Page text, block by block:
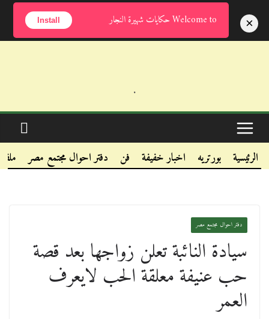
السبت, أغسطس 8, 2026
.
.
.
الرئيسية بورتريه اخبار خفيفة فن دفتر احوال مجتمع مصر
دفتر احوال مجتمع مصر
سيادة النائبة تعلن زواجها بعد قصة
حب عنيفة معلقة الحب لايعرف
العمر
Welcome to حكايات شهيرة النجار Install ×